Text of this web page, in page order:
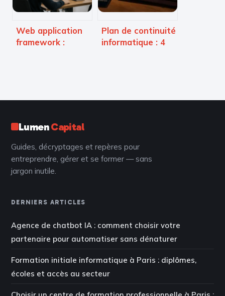
Web application
framework :
Plan de continuité
informatique : 4
LumenCapital
Guides, décryptages et repères pour
entreprendre, gérer et se former — sans
jargon inutile.
DERNIERS ARTICLES
Agence de chatbot IA : comment choisir votre
partenaire pour automatiser sans dénaturer
Formation initiale informatique à Paris : diplômes,
écoles et accès au secteur